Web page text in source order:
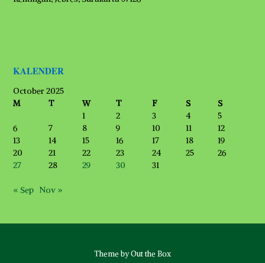
KALENDER
October 2025
M
T W T F S
S
1
2 3 4
5
6
7 8 9 10 11
12
13
14 15 16 17 18
19
20
21 22 23 24 25
26
27
28 29 30 31
« Sep Nov »
Theme byOut the Box